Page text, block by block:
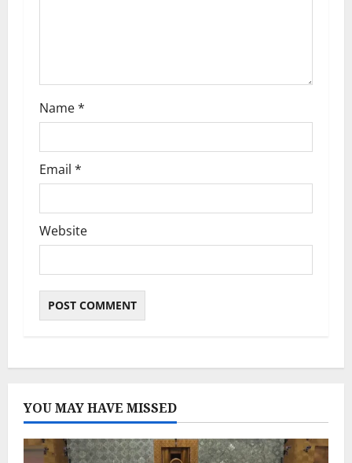
o
n
Name*
Email *
Website
YOU MAY HAVE MISSED